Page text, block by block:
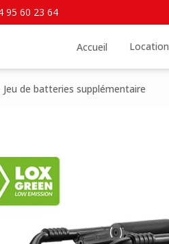
95 60 23 64
Accueil Location
Jeu de batteries supplémentaire